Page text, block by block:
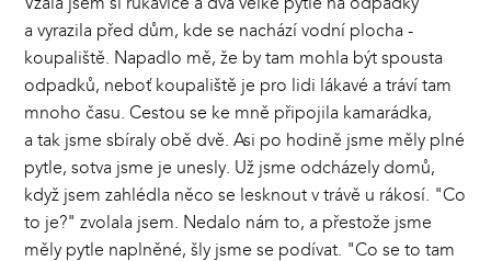
a vyrazila před dům, kde se nachází vodní plocha -
koupaliště. Napadlo mě, že by tam mohla být spousta
odpadků, neboť koupaliště je pro lidi lákavé a tráví tam
mnoho času. Cestou se ke mně připojila kamarádka,
a tak jsme sbíraly obě dvě. Asi po hodině jsme měly plné
pytle, sotva jsme je unesly. Už jsme odcházely domů,
když jsem zahlédla něco se lesknout v trávě u rákosí. "Co
to je?" zvolala jsem. Nedalo nám to, a přestože jsme
měly pytle naplněné, šly jsme se podívat. "Co se to tam